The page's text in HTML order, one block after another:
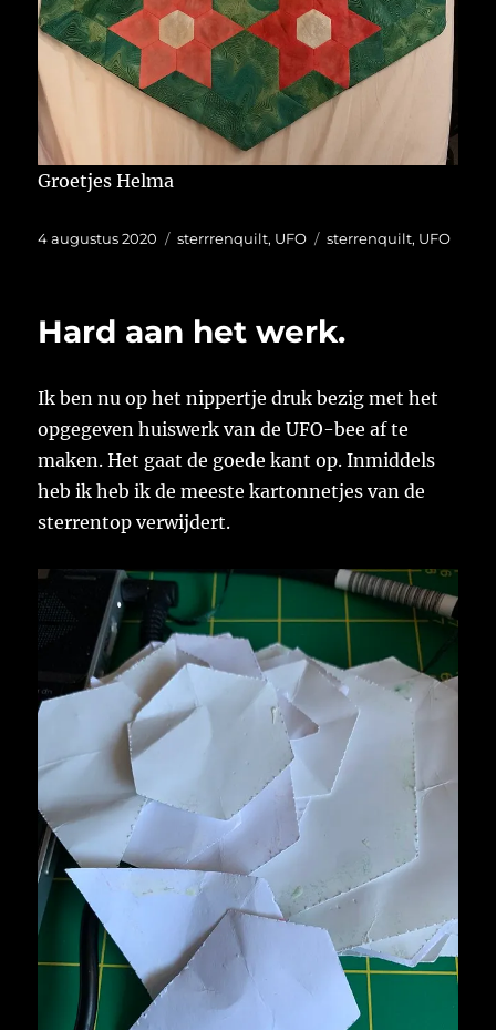
Groetjes Helma
Geplaatst
4 augustus 2020 Categorieën
sterrrenquilt, UFO Tags
sterrenquilt, UFO
Hard aan het werk.
Ik ben nu op het nippertje druk bezig met het
opgegeven huiswerk van de UFO-bee af te
maken. Het gaat de goede kant op. Inmiddels
heb ik heb ik de meeste kartonnetjes van de
sterrentop verwijdert.